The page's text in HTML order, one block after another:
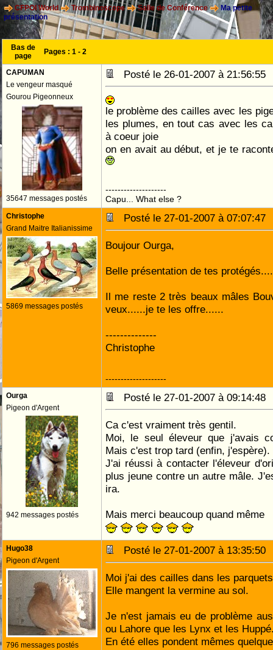
CFPOI World Trombinoscope Salle de Conférence
Ma petite
présentation
Bas de
page
Pages : 1 - 2
CAPUMAN
Le vengeur masqué
Gourou Pigeonneux
35647 messages postés
Posté le 26-01-2007 à
le problème des cailles avec les
les plumes, en tout cas avec les
à coeur joie
on en avait au début, et je te
--------------------
Capu... What else ?
Christophe
Grand Maitre Italianissime
5869 messages postés
Posté le 27-01-2007 à
Boujour Ourga,
Belle présentation de tes
Il me reste 2 très beaux mâles
veux......je te les offre......
--------------
Christophe
--------------------
Ourga
Pigeon d'Argent
942 messages postés
Posté le 27-01-2007 à
Ca c'est vraiment très gentil.
Moi, le seul éleveur que j'avais
Mais c'est trop tard (enfin, j'espère).
J'ai réussi à contacter l'éleveur
plus jeune contre un autre mâle.
ira.
Mais merci beaucoup quand même
Hugo38
Pigeon d'Argent
796 messages postés
Posté le 27-01-2007 à
Moi j'ai des cailles dans les
Elle mangent la vermine au sol.
Je n'est jamais eu de problème
ou Lahore que les Lynx et les
En été elles pondent mêmes